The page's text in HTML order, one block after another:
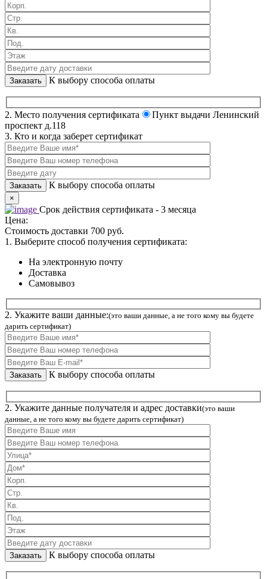
К выбору способа оплаты
2. Место получения сертификата
Пункт выдачи Ленинский
проспект д.118
3. Кто и когда заберет сертификат
К выбору способа оплаты
×
Срок действия сертификата - 3 месяца
Цена:
Стоимость доставки 700 руб.
1. Выберите способ получения сертификата:
На электронную почту
Доставка
Самовывоз
2. Укажите ваши данные:(это ваши данные, а не того кому вы будете
дарить сертификат)
К выбору способа оплаты
2. Укажите данные получателя и адрес доставки(это ваши
данные, а не того кому вы будете дарить сертификат)
К выбору способа оплаты